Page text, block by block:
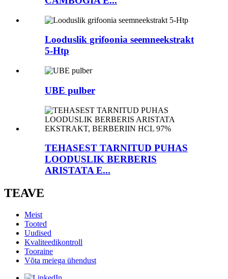
Looduslik grifoonia seemneekstrakt
5-Htp
UBE pulber
TEHASEST TARNITUD PUHAS
LOODUSLIK BERBERIS
ARISTATA E...
TEAVE
Meist
Tooted
Uudised
Kvaliteedikontroll
Tooraine
Võta meiega ühendust